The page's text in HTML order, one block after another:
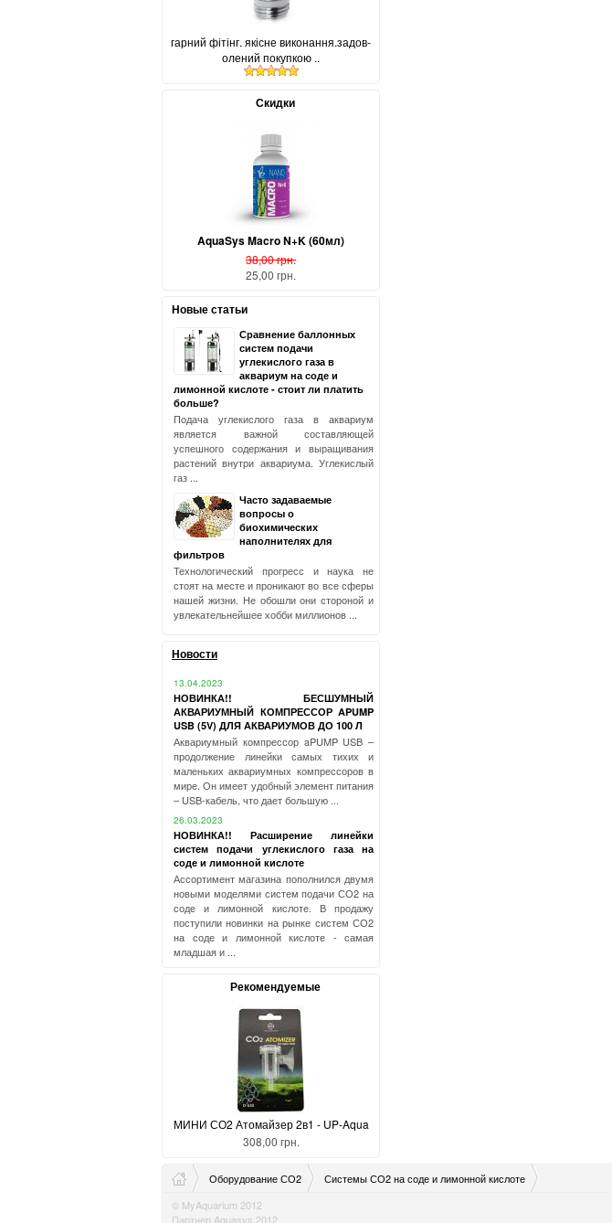
гарний фітінг. якісне виконання.задов-
олений покупкою ..
Скидки
AquaSys Macro N+K (60мл)
38,00 грн.
25,00 грн.
Новые статьи
Сравнение баллонных
систем подачи
углекислого газа в
аквариум на соде и
лимонной кислоте - стоит ли платить
больше?
Подача углекислого газа в аквариум
является важной составляющей
успешного содержания и выращивания
растений внутри аквариума. Углекислый
газ ...
Часто задаваемые
вопросы о
биохимических
наполнителях для
фильтров
Технологический прогресс и наука не
стоят на месте и проникают во все сферы
нашей жизни. Не обошли они стороной и
увлекательнейшее хобби миллионов ...
Новости
13.04.2023
НОВИНКА!! БЕСШУМНЫЙ
АКВАРИУМНЫЙ КОМПРЕССОР APUMP
USB (5V) ДЛЯ АКВАРИУМОВ ДО 100 Л
Аквариумный компрессор aPUMP USB –
продолжение линейки самых тихих и
маленьких аквариумных компрессоров в
мире. Он имеет удобный элемент питания
– USB-кабель, что дает большую ...
26.03.2023
НОВИНКА!! Расширение линейки
систем подачи углекислого газа на
соде и лимонной кислоте
Ассортимент магазина пополнился двумя
новыми моделями систем подачи СО2 на
соде и лимонной кислоте. В продажу
поступили новинки на рынке систем СО2
на соде и лимонной кислоте - самая
младшая и ...
Рекомендуемые
МИНИ СО2 Атомайзер 2в1 - UP-Aqua
308,00 грн.
Оборудование СО2
Системы СО2 на соде и лимонной кислоте
© MyAquarium 2012
Партнер Aquasys 2012